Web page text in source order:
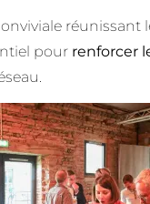
réunissant
pour renforcer